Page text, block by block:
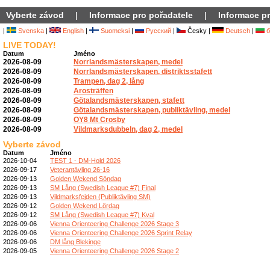
Vyberte závod | Informace pro pořadatele | Informace
| Svenska | English | Suomeksi | Русский | Česky | Deutsch |
LIVE TODAY!
Datum Jméno
2026-08-09
Norrlandsmästerskapen, medel
2026-08-09
Norrlandsmästerskapen, distriktsstafett
2026-08-09
Trampen, dag 2, lång
2026-08-09
Arosträffen
2026-08-09
Götalandsmästerskapen, stafett
2026-08-09
Götalandsmästerskapen, publiktävling, medel
2026-08-09
OY8 Mt Crosby
2026-08-09
Vildmarksdubbeln, dag 2, medel
Vyberte závod
Datum
Jméno
2026-10-04
TEST 1 - DM-Hold 2026
2026-09-17
Veterantävling 26-16
2026-09-13
Golden Wekend Söndag
2026-09-13
SM Lång (Swedish League #7) Final
2026-09-13
Vildmarksfejden (Publiktävling SM)
2026-09-12
Golden Wekend Lördag
2026-09-12
SM Lång (Swedish League #7) Kval
2026-09-06
Vienna Orienteering Challenge 2026 Stage 3
2026-09-06
Vienna Orienteering Challenge 2026 Sprint Relay
2026-09-06
DM lång Blekinge
2026-09-05
Vienna Orienteering Challenge 2026 Stage 2